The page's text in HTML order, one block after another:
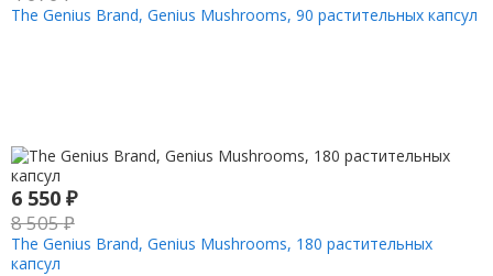
The Genius Brand, Genius Mushrooms, 90 растительных капсул
6 550 ₽
8 505₽
The Genius Brand, Genius Mushrooms, 180 растительных
капсул